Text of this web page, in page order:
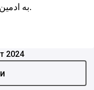
جهت عضویت در vip به ادمین پیام دهید.
2024